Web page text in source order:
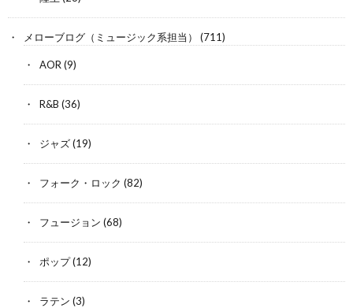
メローブログ（ミュージック系担当） (711)
AOR (9)
R&B (36)
ジャズ(19)
フォーク・ロック (82)
フュージョン (68)
ポップ(12)
ラテン (3)